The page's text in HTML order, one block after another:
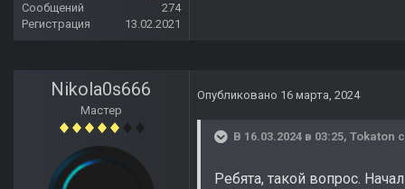
Сообщений
274
Регистрация
13.02.2021
Nikola0s666
Мастер
Опубликовано 16 марта, 2024
В 16.03.2024 в 03:25, Tokaton
Ребята, такой вопрос.